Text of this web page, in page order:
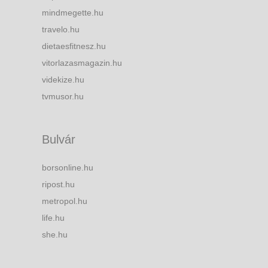
mindmegette.hu
travelo.hu
dietaesfitnesz.hu
vitorlazasmagazin.hu
videkize.hu
tvmusor.hu
Bulvár
borsonline.hu
ripost.hu
metropol.hu
life.hu
she.hu